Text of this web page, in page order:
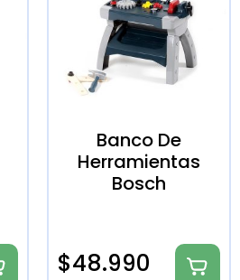
Banco De
Herramientas
Bosch
$48.990